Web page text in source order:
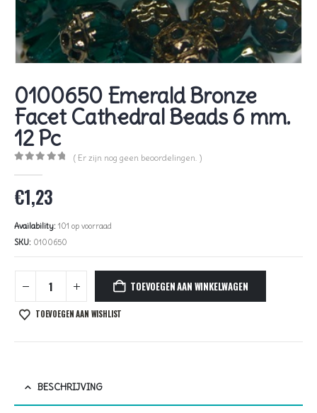
0100650 Emerald Bronze
Facet Cathedral Beads 6 mm.
12 Pc
( Er zijn nog geen beoordelingen. )
€1,23
Availability: 101 op voorraad
SKU: 0100650
TOEVOEGEN AAN WINKELWAGEN
TOEVOEGEN AAN WISHLIST
BESCHRIJVING